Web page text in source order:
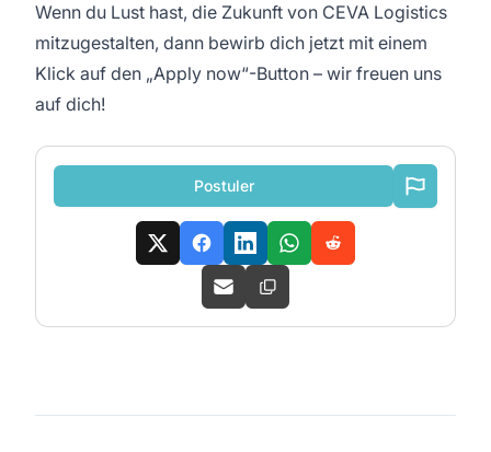
Wenn du Lust hast, die Zukunft von CEVA Logistics
mitzugestalten, dann bewirb dich jetzt mit einem
Klick auf den „Apply now“-Button – wir freuen uns
auf dich!
Postuler